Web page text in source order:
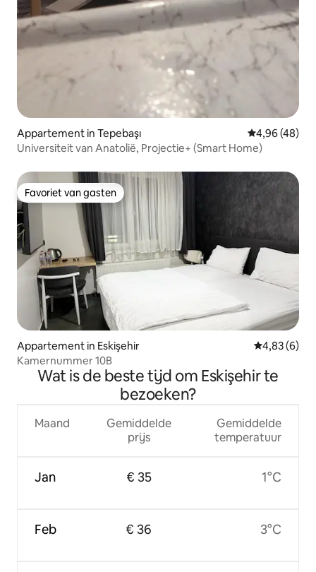
Appartement in Tepebaşı Gemiddelde
4,96 (48)
Universiteit van Anatolië, Projectie+ (Smart Home)
Favoriet van gasten
Favoriet van gasten
Appartement in Eskişehir Gemiddelde
4,83 (6)
Kamernummer 10B
Wat is de beste tijd om Eskişehir te
bezoeken?
Maand
Jan
Feb
Gemiddelde
prijs
€ 35
€ 36
Gemiddelde
temperatuur
1°C
3°C